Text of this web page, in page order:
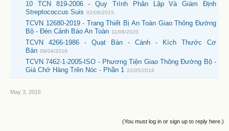
10 TCN 819-2006 - Quy Trình Phân Lập Và Giám Định
Streptococcus Suis 02/09/2015
TCVN 12680-2019 - Trang Thiết Bị An Toàn Giao Thông Đường
Bộ - Đèn Cảnh Báo An Toàn 11/08/2020
TCVN 4266-1986 - Quạt Bàn - Cánh - Kích Thước Cơ
Bản 09/04/2016
TCVN 7462-1-2005-ISO - Phương Tiện Giao Thông Đường Bộ -
Giá Chở Hàng Trên Nóc - Phần 1
22/05/2016
May 3, 2016
(You must log in or sign up to reply here.)